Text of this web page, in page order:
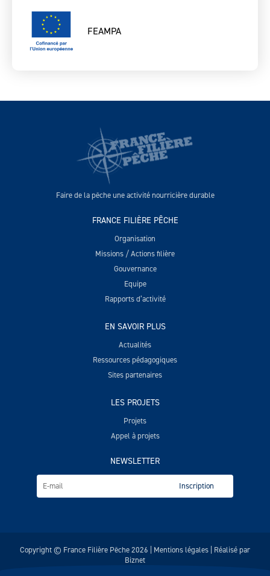
FEAMPA
Faire de la pêche une activité nourricière durable
FRANCE FILIÈRE PÊCHE
Organisation
Missions / Actions filière
Gouvernance
Equipe
Rapports d’activité
EN SAVOIR PLUS
Actualités
Ressources pédagogiques
Sites partenaires
LES PROJETS
Projets
Appel à projets
NEWSLETTER
Copyright © France Filière Pêche 2026 | Mentions légales | Réalisé par
Biznet